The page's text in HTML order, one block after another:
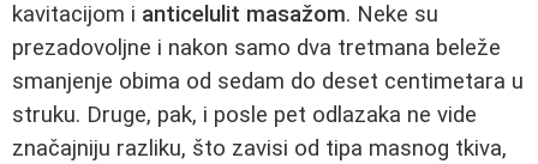
kavitacijom i anticelulit masažom. Neke su
prezadovoljne i nakon samo dva tretmana beleže
smanjenje obima od sedam do deset centimetara u
struku. Druge, pak, i posle pet odlazaka ne vide
značajniju razliku, što zavisi od tipa masnog tkiva,